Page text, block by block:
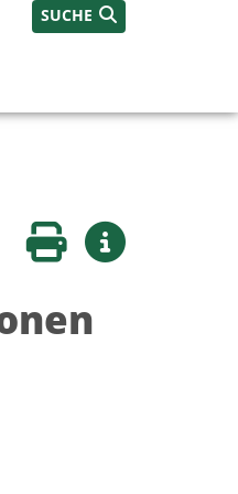
SUCHE
Seite druckenWeitere Infos